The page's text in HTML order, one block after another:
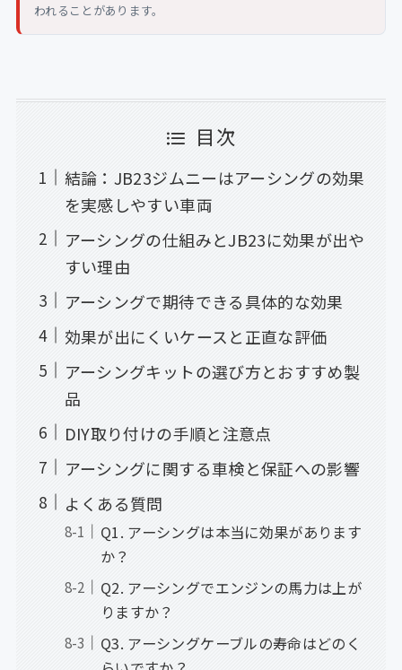
われることがあります。
目次
結論：JB23ジムニーはアーシングの効果
を実感しやすい車両
アーシングの仕組みとJB23に効果が出や
すい理由
アーシングで期待できる具体的な効果
効果が出にくいケースと正直な評価
アーシングキットの選び方とおすすめ製
品
DIY取り付けの手順と注意点
アーシングに関する車検と保証への影響
よくある質問
Q1. アーシングは本当に効果があります
か？
Q2. アーシングでエンジンの馬力は上が
りますか？
Q3. アーシングケーブルの寿命はどのく